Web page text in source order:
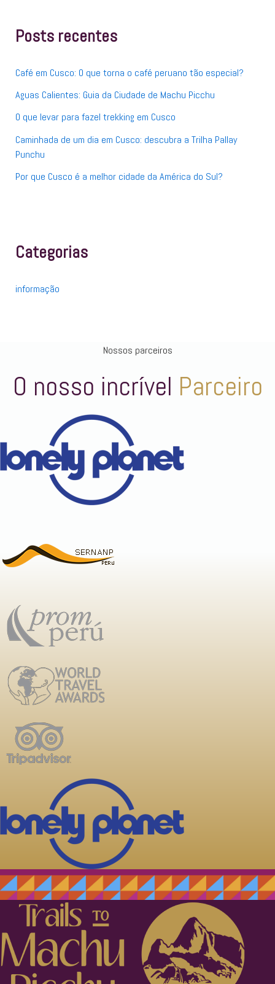
s
a
o
r
Posts recentes
Café em Cusco: O que torna o café peruano tão especial?
Aguas Calientes: Guia da Ciudade de Machu Picchu
O que levar para fazel trekking em Cusco
Caminhada de um dia em Cusco: descubra a Trilha Pallay
Punchu
Por que Cusco é a melhor cidade da América do Sul?
Categorias
informação
Nossos parceiros
O nosso incrível Parceiro